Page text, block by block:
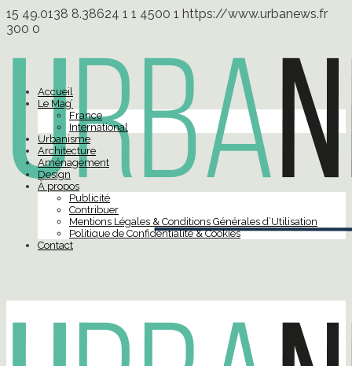
15 49.0138 8.38624 1 1 4500 1 https://www.urbanews.fr
300 0
Accueil
Le Mag’
France
International
Urbanisme
Architecture
Aménagement
Design
À propos
Publicité
Contribuer
Mentions Légales & Conditions Générales d’Utilisation
Politique de Confidentialité & Cookies
Contact